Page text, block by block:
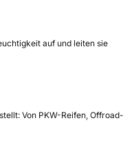
auf und leiten sie
Von PKW-Reifen, Offroad-